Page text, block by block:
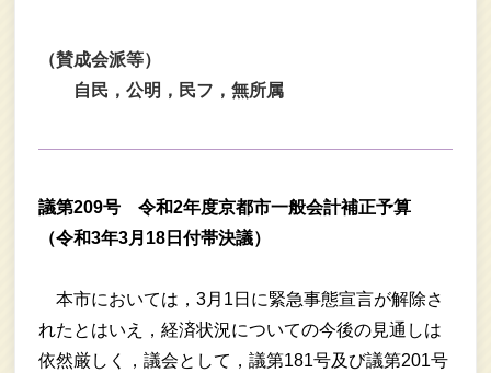
（賛成会派等）
自民，公明，民フ，無所属
議第209号 令和2年度京都市一般会計補正予算
（令和3年3月18日付帯決議）
本市においては，3月1日に緊急事態宣言が解除さ
れたとはいえ，経済状況についての今後の見通しは
依然厳しく，議会として，議第181号及び議第201号